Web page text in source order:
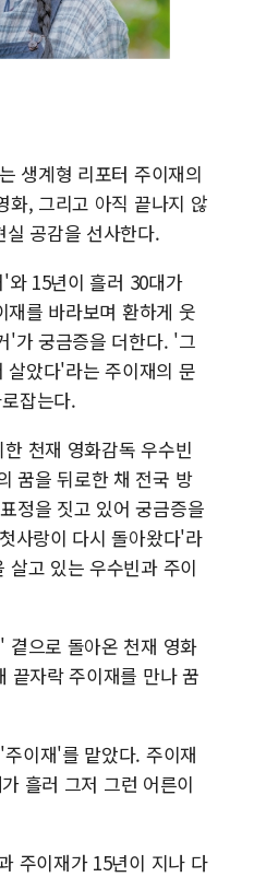
생계형 리포터 주이재의
화, 그리고 아직 끝나지 않
공감을 선사한다.
와 15년이 흘러 30대가
를 바라보며 환하게 웃
'가 궁금증을 더한다. '그
았다'라는 주이재의 문
잡는다.
천재 영화감독 우수빈
꿈을 뒤로한 채 전국 방
정을 짓고 있어 궁금증을
사랑이 다시 돌아왔다'라
살고 있는 우수빈과 주이
곁으로 돌아온 천재 영화
끝자락 주이재를 만나 꿈
이재'를 맡았다. 주이재
흘러 그저 그런 어른이
주이재가 15년이 지나 다